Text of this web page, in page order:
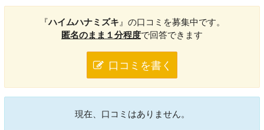
『ハイムハナミズキ』の口コミを募集中です。
匿名のまま１分程度で回答できます
口コミを書く
現在、口コミはありません。